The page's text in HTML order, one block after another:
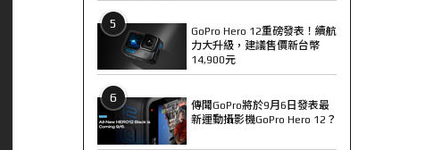
5
GoPro Hero 12重磅發表！續航
力大升級，建議售價新台幣
14,900元
6
傳聞GoPro將於9月6日發表最
新運動攝影機GoPro Hero 12？